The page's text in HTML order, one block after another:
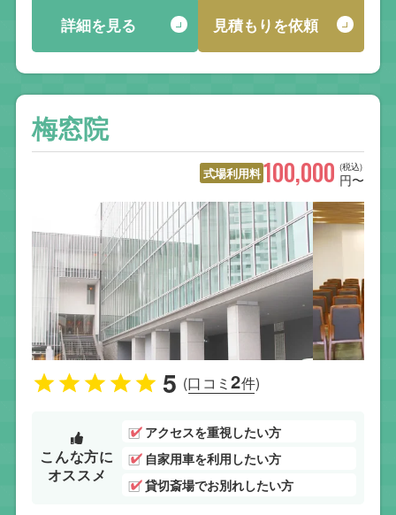
詳細を見る 見積もりを依頼
梅窓院
式場利用料 (税込)
100,000 円〜
5 (口コミ2件)
こんな方に
オススメ
アクセスを重視したい方
自家用車を利用したい方
貸切斎場でお別れしたい方